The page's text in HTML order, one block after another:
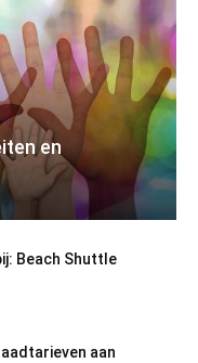
en
Beach Shuttle
aan